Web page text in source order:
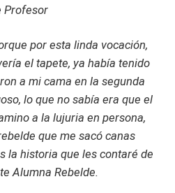
Profesor
por esta linda vocación,
el tapete, ya había tenido
a mi cama en la segunda
lo que no sabía era que el
a la lujuria en persona,
que me sacó canas
la historia que les contaré de
Alumna Rebelde.